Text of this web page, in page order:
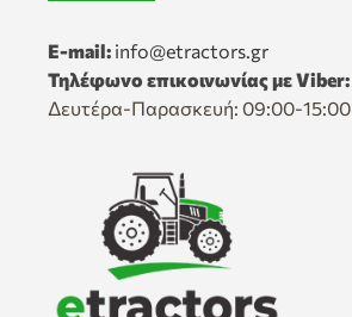
E-mail: info@etractors.gr
Τηλέφωνο επικοινωνίας με Viber:
Δευτέρα-Παρασκευή: 09:00-15:00